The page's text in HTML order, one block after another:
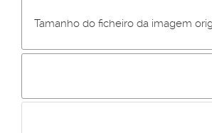
Tamanho do ficheiro da imagem